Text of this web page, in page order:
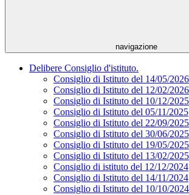
navigazione
Delibere Consiglio d'istituto.
Consiglio di Istituto del 14/05/2026
Consiglio di Istituto del 12/02/2026
Consiglio di Istituto del 10/12/2025
Consiglio di Istituto del 05/11/2025
Consiglio di Istituto del 22/09/2025
Consiglio di Istituto del 30/06/2025
Consiglio di Istituto del 19/05/2025
Consiglio di Istituto del 13/02/2025
Consiglio di istituto del 12/12/2024
Consiglio di Istituto del 14/11/2024
Consiglio di Istituto del 10/10/2024